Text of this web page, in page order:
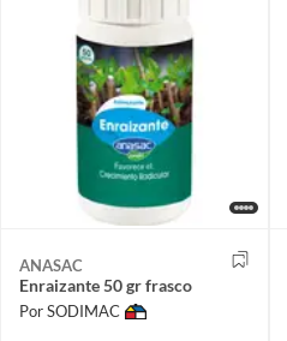
ANASAC
Enraizante 50 gr frasco
Por SODIMAC